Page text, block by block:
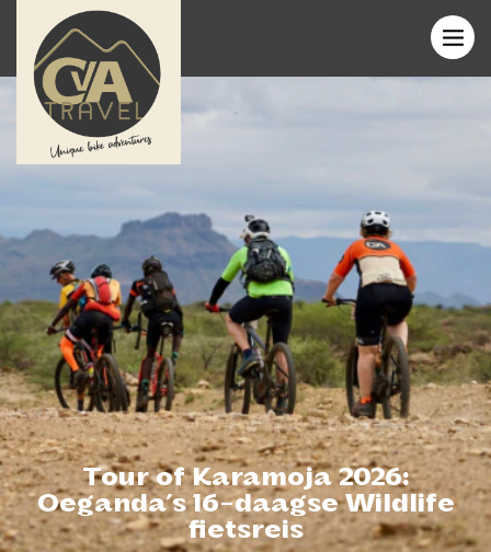
Tour of Karamoja 2026:
Oeganda’s 16-daagse Wildlife
fietsreis